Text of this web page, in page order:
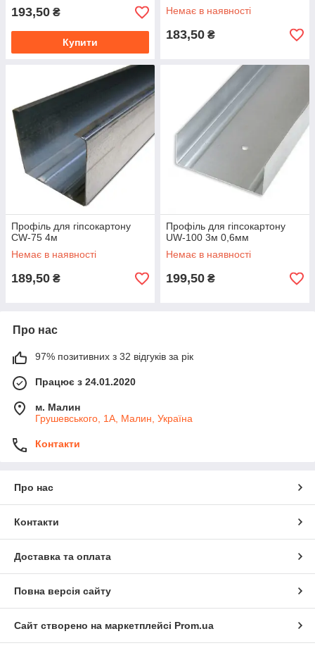
193,50 ₴
Купити
Немає в наявності
183,50 ₴
Профіль для гіпсокартону
CW-75 4м
Немає в наявності
189,50 ₴
Профіль для гіпсокартону
UW-100 3м 0,6мм
Немає в наявності
199,50 ₴
Про нас
97% позитивних з 32 відгуків за рік
Працює з 24.01.2020
м. Малин
Грушевського, 1А, Малин, Україна
Контакти
Про нас
Контакти
Доставка та оплата
Повна версія сайту
Сайт створено на маркетплейсі Prom.ua